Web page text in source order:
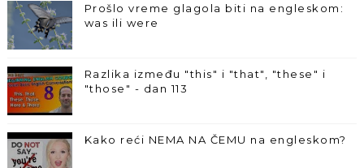
Prošlo vreme glagola biti na engleskom:
was ili were
Razlika između "this" i "that", "these" i
"those" - dan 113
Kako reći NEMA NA ČEMU na engleskom?